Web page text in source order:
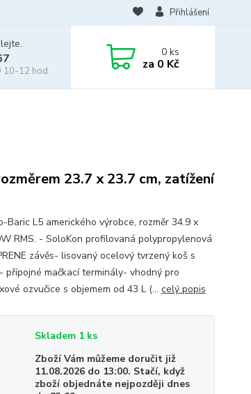
Přihlášení
10-12 hod
0ks
za 0 Kč
23.7 x 23.7 cm, zatížení
L5 amerického výrobce, rozměr 34.9 x
RMS. - SoloKon profilovaná polypropylenová
závěs- lisovaný ocelový tvrzený koš s
přípojné mačkací terminály- vhodný pro
ozvučice s objemem od 43 L (... celý popis
Skladem 1 ks
Zboží Vám můžeme doručit již
11.08.2026 do 13:00. Stačí, když
zboží objednáte nejpozději dnes